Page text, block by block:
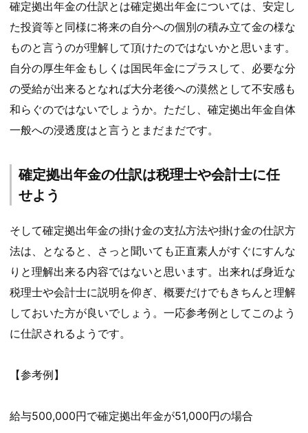
確定拠出年金の仕訳とは確定拠出年金については、安定し
た投資等と同様に将来の自分への個別の積み立て金の様な
ものと言うのが理解して頂けたのではないかと思います。
自分の厚生年金もしくは国民年金にプラスして、必要な分
の受給が出来るとなれば大分老後への漠然として不安感も
和らぐのではないでしょうか。ただし、確定拠出年金自体
一般への浸透度はと言うとまだまだです。
確定拠出年金の仕訳は税理士や会計士に任
せよう
そして確定拠出年金の掛け金の支払方法や掛け金の仕訳方
法は、となると、さっと聞いても正直素人がすぐにすんな
りと理解出来る内容ではないと思います。出来れば身近な
税理士や会計士に説明を仰ぎ、概要だけでもきちんと理解
しておいた方が良いでしょう。一応参考例としてこのよう
に仕訳されるようです。
【参考例】
給与500,000円で確定拠出年金が51,000円の場合